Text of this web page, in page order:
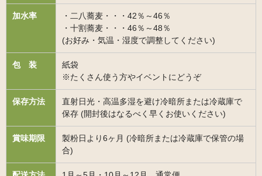
加水率
・二八蕎麦・・・42％～46％
・十割蕎麦・・・46％～48％
(お好み・気温・湿度で調整してください)
包 装
紙袋
※たくさん使う方やイベントにどうぞ
保存方法
直射日光・高温多湿を避け冷暗所または冷蔵庫で
保存 (開封後はなるべく早くお使いください)
賞味期限
製粉日より6ヶ月 (冷暗所または冷蔵庫で保管の場
合)